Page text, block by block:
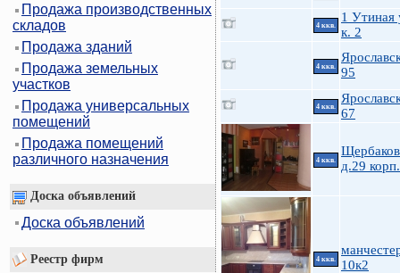
Продажа производственных
складов
Продажа зданий
Продажа земельных
участков
Продажа универсальных
помещений
Продажа помещений
различного назначения
Доска объявлений
Доска объявлений
Реестр фирм
4 ккв.
1 Утиная
к. 2
4 ккв.
95
4 ккв.
67
4 ккв.
д.29
4 ккв.
10к2